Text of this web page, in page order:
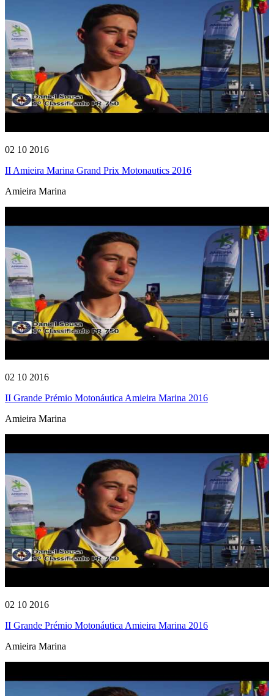
02 10 2016
II Amieira Marina Grand Prix Motonautics 2016
Amieira Marina
02 10 2016
II Grande Prémio Motonáutica Amieira Marina 2016
Amieira Marina
02 10 2016
II Grande Prémio Motonáutica Amieira Marina 2016
Amieira Marina